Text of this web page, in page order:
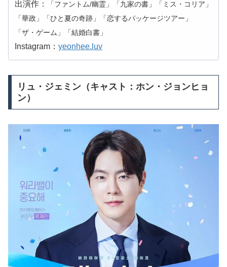
出演作：
「ファントム/幽霊」「九家の書」「ミス・コリア」
「華政」「ひと夏の奇跡」「恋するパッケージツアー」
「ザ・ゲーム」「結婚白書」
Instagram： yeonhee.luv
リュ・ジェミン（キャスト：ホン・ジョンヒョ
ン）